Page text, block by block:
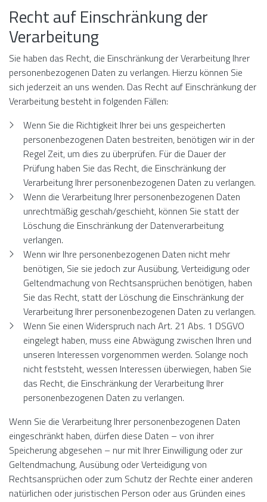
Recht auf Einschränkung der
Verarbeitung
Sie haben das Recht, die Einschränkung der Verarbeitung Ihrer
personenbezogenen Daten zu verlangen. Hierzu können Sie
sich jederzeit an uns wenden. Das Recht auf Einschränkung der
Verarbeitung besteht in folgenden Fällen:
Wenn Sie die Richtigkeit Ihrer bei uns gespeicherten
personenbezogenen Daten bestreiten, benötigen wir in der
Regel Zeit, um dies zu überprüfen. Für die Dauer der
Prüfung haben Sie das Recht, die Einschränkung der
Verarbeitung Ihrer personenbezogenen Daten zu verlangen.
Wenn die Verarbeitung Ihrer personenbezogenen Daten
unrechtmäßig geschah/geschieht, können Sie statt der
Löschung die Einschränkung der Datenverarbeitung
verlangen.
Wenn wir Ihre personenbezogenen Daten nicht mehr
benötigen, Sie sie jedoch zur Ausübung, Verteidigung oder
Geltendmachung von Rechtsansprüchen benötigen, haben
Sie das Recht, statt der Löschung die Einschränkung der
Verarbeitung Ihrer personenbezogenen Daten zu verlangen.
Wenn Sie einen Widerspruch nach Art. 21 Abs. 1 DSGVO
eingelegt haben, muss eine Abwägung zwischen Ihren und
unseren Interessen vorgenommen werden. Solange noch
nicht feststeht, wessen Interessen überwiegen, haben Sie
das Recht, die Einschränkung der Verarbeitung Ihrer
personenbezogenen Daten zu verlangen.
Wenn Sie die Verarbeitung Ihrer personenbezogenen Daten
eingeschränkt haben, dürfen diese Daten – von ihrer
Speicherung abgesehen – nur mit Ihrer Einwilligung oder zur
Geltendmachung, Ausübung oder Verteidigung von
Rechtsansprüchen oder zum Schutz der Rechte einer anderen
natürlichen oder juristischen Person oder aus Gründen eines